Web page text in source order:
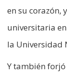
en su corazón,
universitaria
la Universidad
Y también